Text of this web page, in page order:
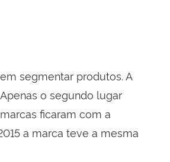
segmentar produtos. A
o segundo lugar
ficaram com a
a marca teve a mesma